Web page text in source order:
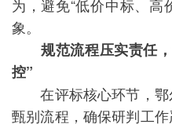
为，避免“低价中标、高
象。
规范流程压实责任
控”
在评标核心环节，鄂
甄别流程，确保研判工